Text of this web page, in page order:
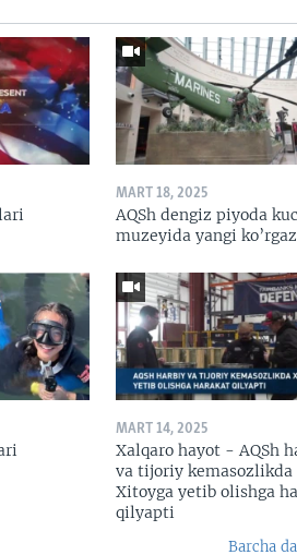
MART 18, 2025
AQSh dengiz piyoda
muzeyida yangi
MART 14, 2025
Xalqaro hayot - AQSh
va tijoriy kemasozlikda
Xitoyga yetib olishga
qilyapti
Barcha